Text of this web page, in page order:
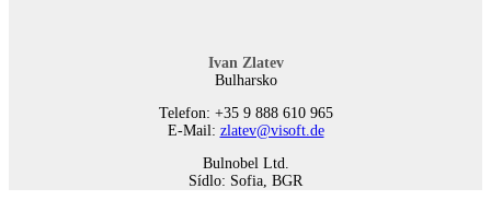
Ivan Zlatev
Bulharsko
Telefon: +35 9 888 610 965
E-Mail: zlatev@visoft.de
Bulnobel Ltd.
Sídlo: Sofia, BGR